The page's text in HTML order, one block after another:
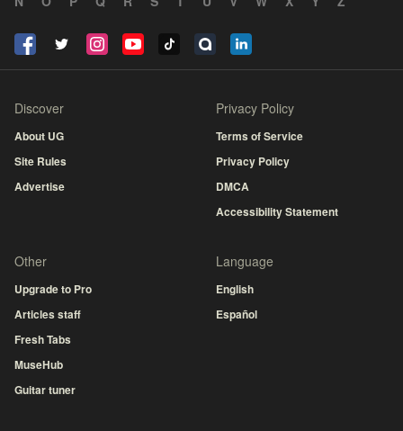
Discover
About UG
Site Rules
Advertise
Privacy Policy
Terms of Service
Privacy Policy
DMCA
Accessibility Statement
Other
Upgrade to Pro
Articles staff
Fresh Tabs
MuseHub
Guitar tuner
Language
English
Español